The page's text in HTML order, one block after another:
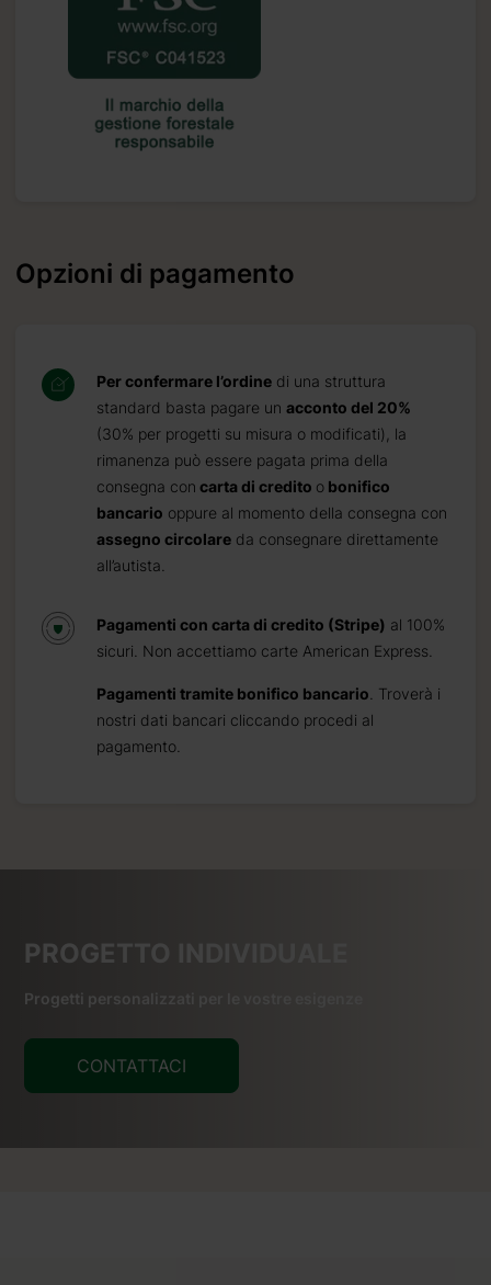
Opzioni di pagamento
Per confermare l’ordine di una struttura
standard basta pagare un acconto del 20%
(30% per progetti su misura o modificati), la
rimanenza può essere pagata prima della
consegna con carta di credito o bonifico
bancario oppure al momento della consegna con
assegno circolare da consegnare direttamente
all’autista.
Pagamenti con carta di credito (Stripe) al 100%
sicuri. Non accettiamo carte American Express.
Pagamenti tramite bonifico bancario . Troverà i
nostri dati bancari cliccando procedi al
pagamento.
PROGETTO INDIVIDUALE
Progetti personalizzati per le vostre esigenze
CONTATTACI